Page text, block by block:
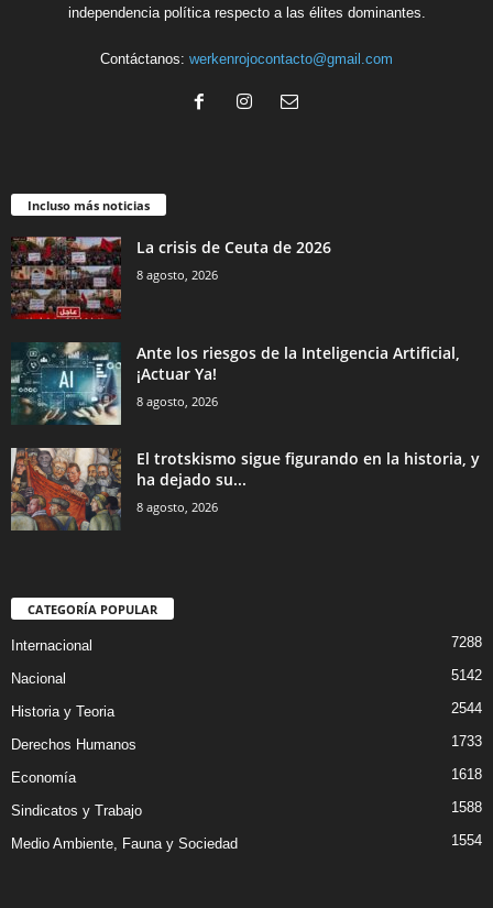
independencia política respecto a las élites dominantes.
Contáctanos: werkenrojocontacto@gmail.com
Incluso más noticias
La crisis de Ceuta de 2026
8 agosto, 2026
Ante los riesgos de la Inteligencia Artificial,
¡Actuar Ya!
8 agosto, 2026
El trotskismo sigue figurando en la historia, y
ha dejado su...
8 agosto, 2026
CATEGORÍA POPULAR
Internacional 7288
Nacional 5142
Historia y Teoria 2544
Derechos Humanos 1733
Economía 1618
Sindicatos y Trabajo 1588
Medio Ambiente, Fauna y Sociedad 1554